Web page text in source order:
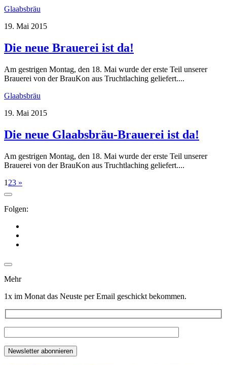
Glaabsbräu
19. Mai 2015
Die neue Brauerei ist da!
Am gestrigen Montag, den 18. Mai wurde der erste Teil unserer
Brauerei von der BrauKon aus Truchtlaching geliefert....
Glaabsbräu
19. Mai 2015
Die neue Glaabsbräu-Brauerei ist da!
Am gestrigen Montag, den 18. Mai wurde der erste Teil unserer
Brauerei von der BrauKon aus Truchtlaching geliefert....
1 23 »
Folgen:
Mehr
1x im Monat das Neuste per Email geschickt bekommen.